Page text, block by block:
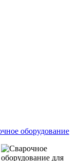
оборудование